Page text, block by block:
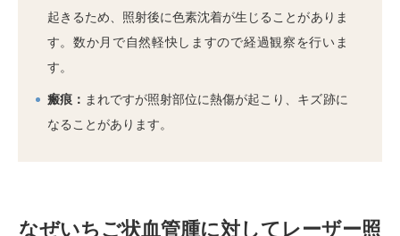
起きるため、照射後に色素沈着が生じることがありま
す。数か月で自然軽快しますので経過観察を行いま
す。
瘢痕： まれですが照射部位に熱傷が起こり、キズ跡に
なることがあります。
なぜいちご状血管腫に対してレーザー照